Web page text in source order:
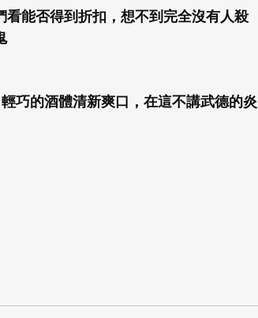
能否得到折扣，想不到完全沒有人殺
巧的酒體清新爽口，在這不講武德的炎